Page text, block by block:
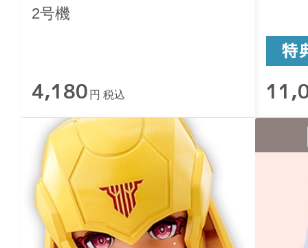
2号機
4,180 円 税込